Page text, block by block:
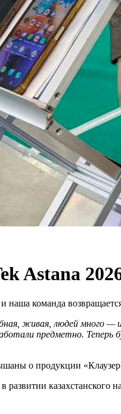
Astana
команда
живая, людей много —
предметно. Теперь
о продукции